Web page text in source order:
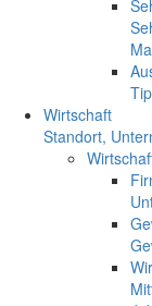
Wirtschaft
Standort,